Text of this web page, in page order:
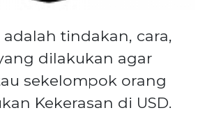
tindakan, cara,
dilakukan agar
sekelompok orang
Kekerasan di USD.